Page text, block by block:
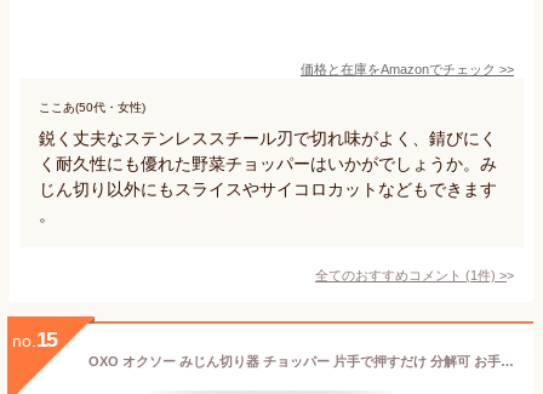
価格と在庫をAmazonでチェック >>
ここあ(50代・女性)
鋭く丈夫なステンレススチール刃で切れ味がよく、錆びにく
く耐久性にも優れた野菜チョッパーはいかがでしょうか。み
じん切り以外にもスライスやサイコロカットなどもできます
。
全てのおすすめコメント (1件) >
no. 15
OXO オクソー みじん切り器 チョッパー 片手で押すだけ 分解可 お手入れ簡単 食洗機対応(低温設定のみ)